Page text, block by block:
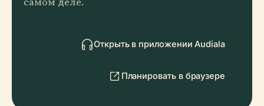
Открыть в приложении Audiala
Планировать в браузере